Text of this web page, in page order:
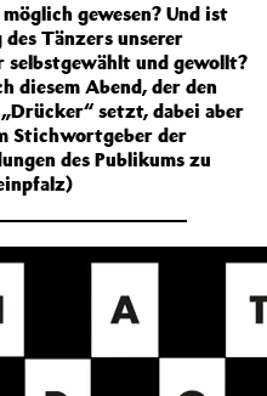
gewesen? Und ist
Tänzers unserer
selbstgewählt und gewollt?
diesem Abend, der den
setzt, dabei aber
Stichwortgeber der
des Publikums zu